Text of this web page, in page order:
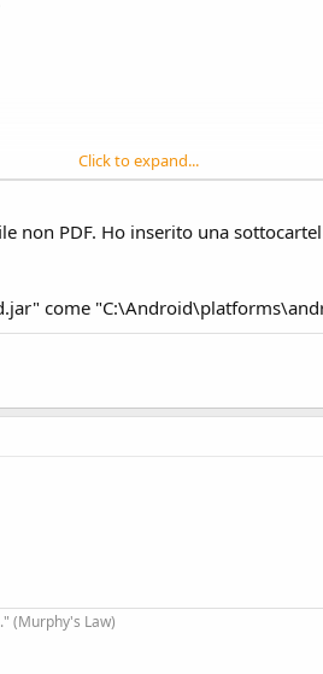
Click to expand...
non PDF. Ho inserito una
come
(Murphy's Law)